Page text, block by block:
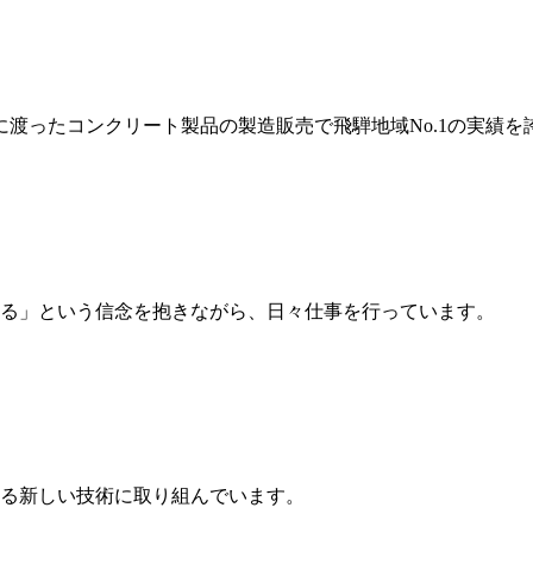
ったコンクリート製品の製造販売で飛騨地域No.1の実績を
という信念を抱きながら、日々仕事を行っています。
新しい技術に取り組んでいます。